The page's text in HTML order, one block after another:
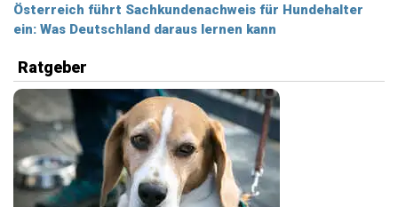
Österreich führt Sachkundenachweis für Hundehalter
ein: Was Deutschland daraus lernen kann
Ratgeber